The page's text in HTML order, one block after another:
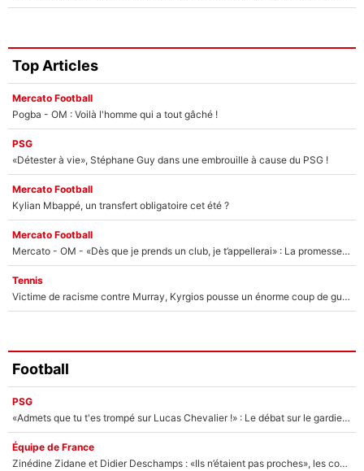
Top Articles
Mercato Football
Pogba - OM : Voilà l'homme qui a tout gâché !
PSG
«Détester à vie», Stéphane Guy dans une embrouille à cause du PSG !
Mercato Football
Kylian Mbappé, un transfert obligatoire cet été ?
Mercato Football
Mercato - OM - «Dès que je prends un club, je t’appellerai» : La promesse de Marcelino au moment de claquer la porte
Tennis
Victime de racisme contre Murray, Kyrgios pousse un énorme coup de gueule !
Football
PSG
«Admets que tu t'es trompé sur Lucas Chevalier !» : Le débat sur le gardien du PSG vire au clash à l'After Foot
Équipe de France
Zinédine Zidane et Didier Deschamps : «Ils n’étaient pas proches», les confidences d’un membre de l’équipe de France 1998 sur leur relation spéciale